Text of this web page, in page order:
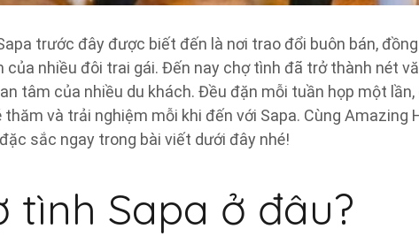
trước đây được biết đến là nơi trao đổi buôn bán,
của nhiều đôi trai gái. Đến nay chợ tình đã trở thành nét
tâm của nhiều du khách. Đều đặn mỗi tuần họp một
thăm và trải nghiệm mỗi khi đến với Sapa. Cùng Amazing
sắc ngay trong bài viết dưới đây nhé!
tình Sapa ở đâu?